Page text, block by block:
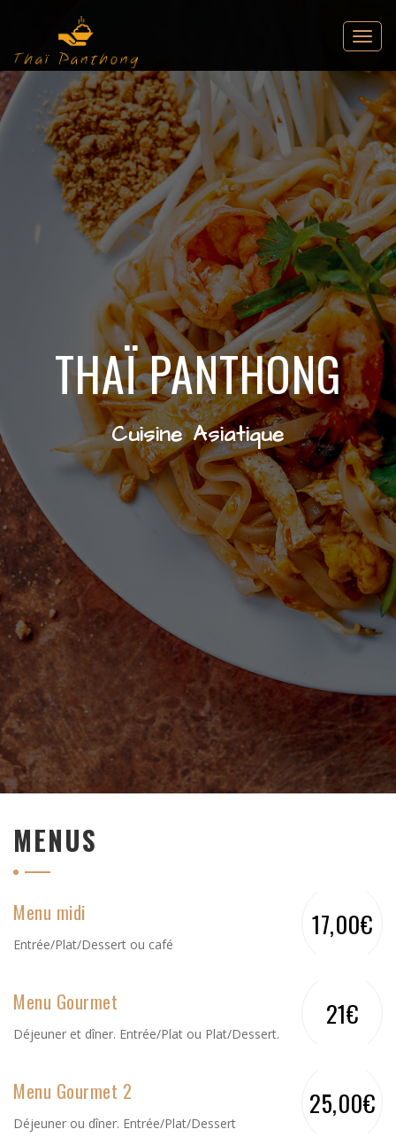
Bienvenue
Chez
Thaï
PANTHONG
THAÏ PANTHONG
Cuisine Asiatique
MENUS
Menu midi
Entrée/Plat/Dessert ou café
17,00€
Menu Gourmet
Déjeuner et dîner. Entrée/Plat ou Plat/Dessert.
21€
Menu Gourmet 2
Déjeuner ou dîner. Entrée/Plat/Dessert
25,00€